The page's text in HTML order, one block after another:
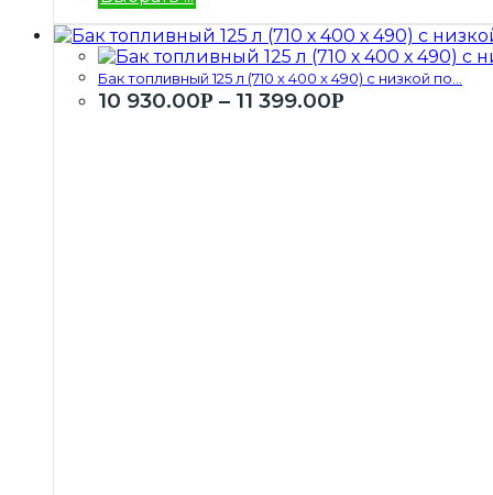
Бак топливный 125 л (710 х 400 х 490) с низкой по...
10 930.00Р – 11 399.00Р